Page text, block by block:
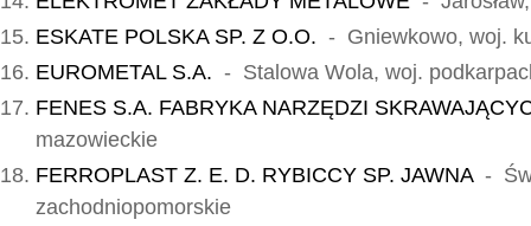
ESKATE POLSKA SP. Z O.O. - Gniewkowo, woj.
EUROMETAL S.A. - Stalowa Wola, woj.
FENES S.A. FABRYKA NARZĘDZI
mazowieckie
FERROPLAST Z. E. D. RYBICCY SP. JAWNA-
zachodniopomorskie